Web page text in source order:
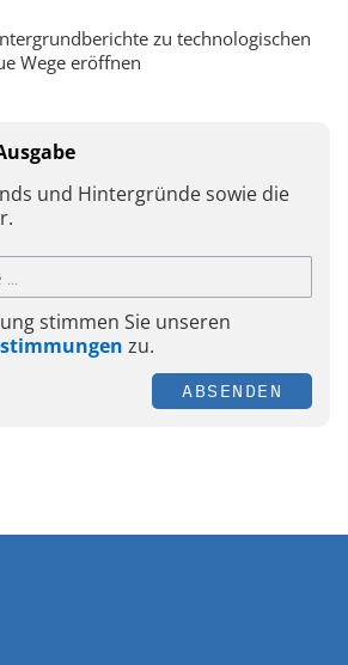
zu technologischen
Wege eröffnen
und Hintergründe sowie die
stimmen Sie unseren
zu.
ABSENDEN